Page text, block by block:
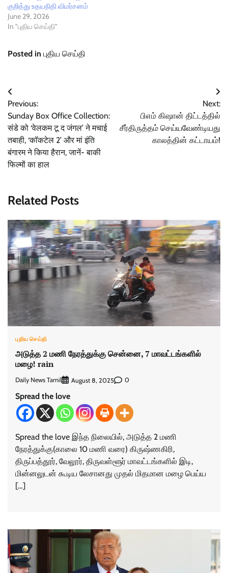
குறித்து உதயநிதி விமர்சனம்
June 29, 2026
In "புதிய செய்தி"
Posted in புதிய செய்தி
Post
navigation
Previous:
Sunday Box Office Collection:
संडे को ‘वेलकम टू द जंगल’ ने मचाई
तबाही, ‘कॉकटेल 2’ और मां इंति
बंगारम ने किया हैरान, जानें- बाकी
फिल्मों का हाल
Next:
பிஎம் கிஷான் திட்டத்தில்
சீர்திருத்தம் செய்யவேண்டியது
காலத்தின் கட்டாயம்!
Related Posts
புதிய செய்தி
அடுத்த 2 மணி நேரத்துக்கு சென்னை, 7 மாவட்டங்களில்
மழை! rain
Daily News Tamil August 8, 2025 0
Spread the love
Spread the love இந்த நிலையில், அடுத்த 2 மணி
நேரத்துக்கு(காலை 10 மணி வரை) கிருஷ்ணகிரி,
திருப்பத்தூர், வேலூர், திருவள்ளூர் மாவட்டங்களில் இடி,
மின்னலுடன் கூடிய லேசானது முதல் மிதமான மழை பெய்ய
[…]